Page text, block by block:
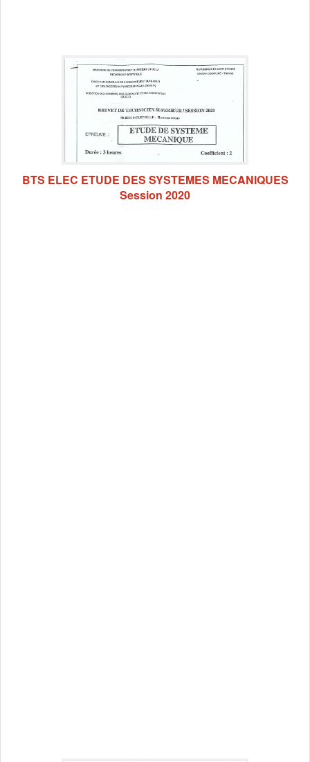
BTS ELEC ETUDE DES SYSTEMES MECANIQUES
Session 2020